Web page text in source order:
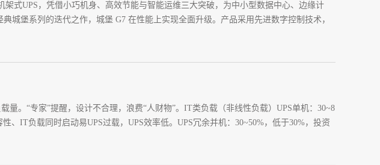
式UPS，凭借小巧机身、高效节能与智能运维三大突破，为中小型数据中心、边缘计
城堡系列的迭代之作，城堡 G7 在性能上实现全面升级。产品采用先进数字控制技术，
量。“专家”提醒，设计不合理，浪费“人财物”。IT类负载（非线性负载）UPS单机：30~8
、IT负载同时启动易UPS过载，UPS效率低。UPS冗余并机：30~50%，低于30%，投资